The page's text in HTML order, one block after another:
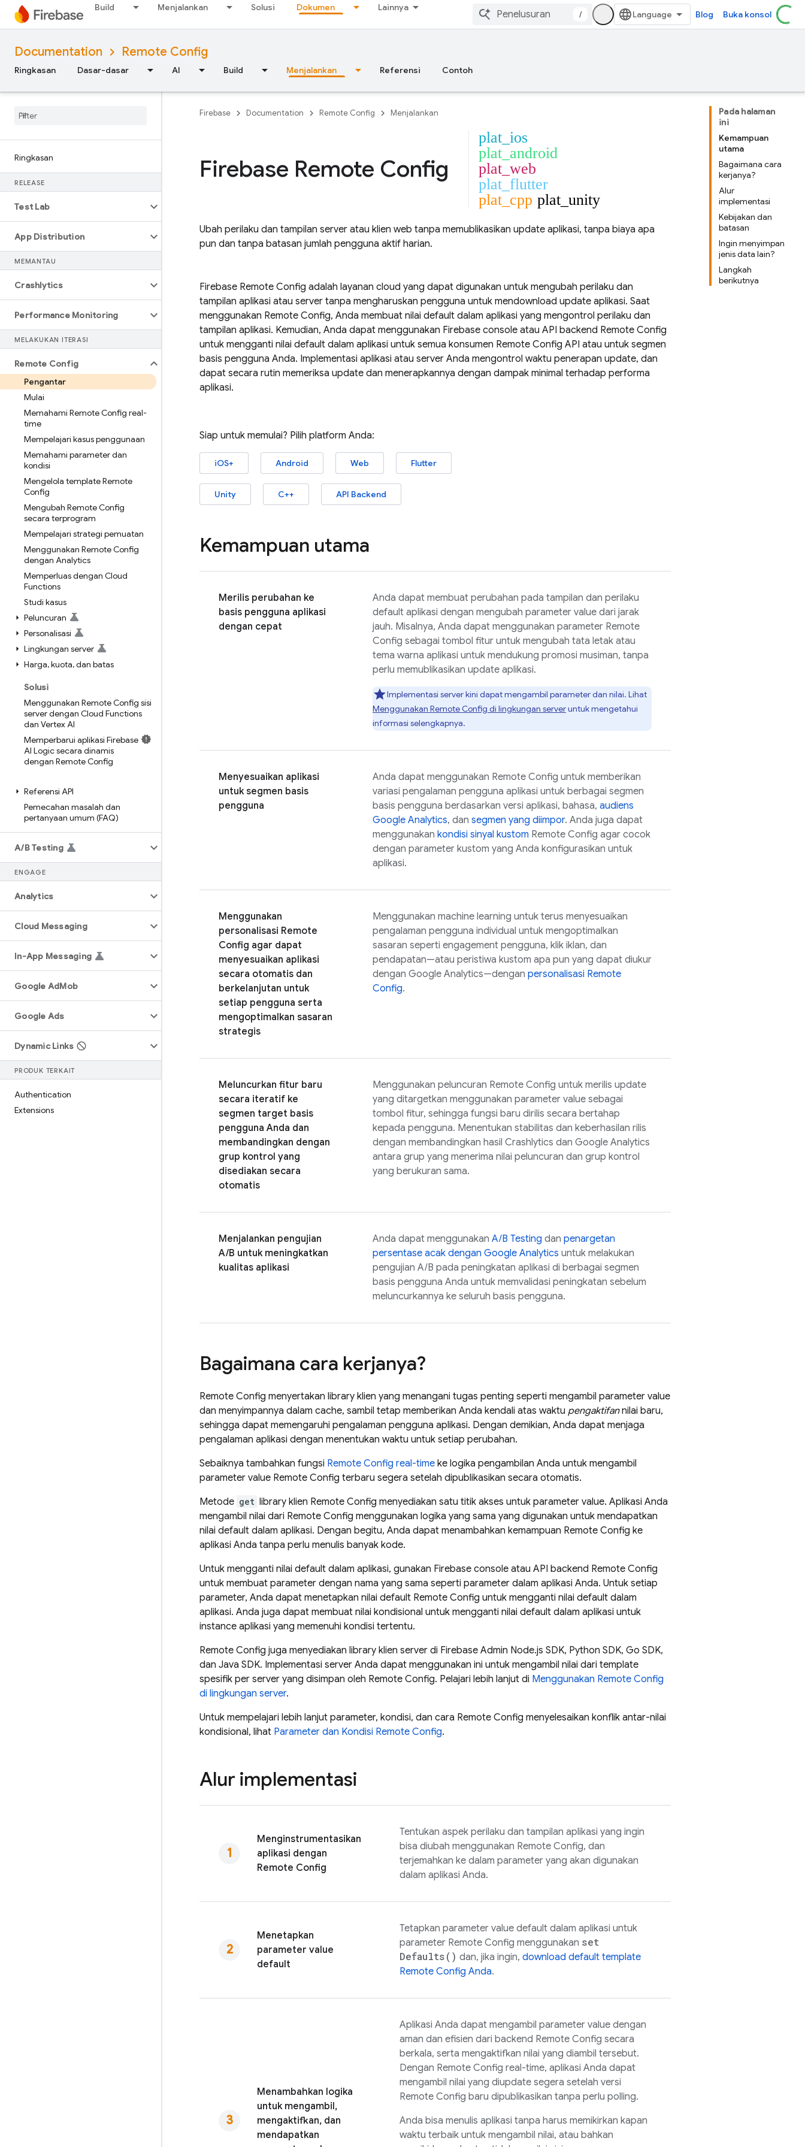
Build Menjalankan Solusi Dokumen Lainnya
/ Blog Buka konsol
Documentation Remote Config
Ringkasan Dasar-dasar AI Build Menjalankan Referensi Contoh
Ringkasan
RELEASE
Test Lab
App Distribution
MEMANTAU
Crashlytics
Performance Monitoring
MELAKUKAN ITERASI
Remote Config
Pengantar
Mulai
Memahami Remote Config real-
time
Mempelajari kasus penggunaan
Memahami parameter dan
kondisi
Mengelola template Remote
Config
Mengubah Remote Config
secara terprogram
Mempelajari strategi pemuatan
Menggunakan Remote Config
dengan Analytics
Memperluas dengan Cloud
Functions
Studi kasus
Peluncuran
Personalisasi
Lingkungan server
Harga,kuota,dan batas
Solusi
Menggunakan Remote Config sisi
server dengan Cloud Functions
dan Vertex AI
Memperbarui aplikasi Firebase
AI Logic secara dinamis
dengan Remote Config
Referensi API
Pemecahan masalah dan
pertanyaan umum (FAQ)
A/B Testing
ENGAGE
Analytics
Cloud Messaging
In-App Messaging
Google AdMob
Google Ads
Dynamic Links
PRODUK TERKAIT
Authentication
Extensions
Pada halaman
ini
Kemampuan
utama
Bagaimana cara
kerjanya?
Alur
implementasi
Kebijakan dan
batasan
Ingin menyimpan
jenis data lain?
Langkah
berikutnya
Firebase Documentation Remote Config Menjalankan
Firebase Remote Config
plat_ios
plat_android
plat_web
plat_flutter
plat_cpp plat_unity
Ubah perilaku dan tampilan server atau klien web tanpa memublikasikan update aplikasi, tanpa biaya apa
pun dan tanpa batasan jumlah pengguna aktif harian.
Firebase Remote Config adalah layanan cloud yang dapat digunakan untuk mengubah perilaku dan
tampilan aplikasi atau server tanpa mengharuskan pengguna untuk mendownload update aplikasi. Saat
menggunakan Remote Config, Anda membuat nilai default dalam aplikasi yang mengontrol perilaku dan
tampilan aplikasi. Kemudian, Anda dapat menggunakan Firebase console atau API backend Remote Config
untuk mengganti nilai default dalam aplikasi untuk semua konsumen Remote Config API atau untuk segmen
basis pengguna Anda. Implementasi aplikasi atau server Anda mengontrol waktu penerapan update, dan
dapat secara rutin memeriksa update dan menerapkannya dengan dampak minimal terhadap performa
aplikasi.
Siap untuk memulai? Pilih platform Anda:
iOS+ Android Web Flutter
Unity C++ API Backend
Kemampuan utama
Merilis perubahan ke
basis pengguna aplikasi
dengan cepat
Anda dapat membuat perubahan pada tampilan dan perilaku
default aplikasi dengan mengubah parameter value dari jarak
jauh. Misalnya, Anda dapat menggunakan parameter Remote
Config sebagai tombol fitur untuk mengubah tata letak atau
tema warna aplikasi untuk mendukung promosi musiman, tanpa
perlu memublikasikan update aplikasi.
Implementasi server kini dapat mengambil parameter dan nilai. Lihat
Menggunakan Remote Config di lingkungan serveruntuk mengetahui
informasi selengkapnya.
Menyesuaikan aplikasi
untuk segmen basis
pengguna
Anda dapat menggunakan Remote Config untuk memberikan
variasi pengalaman pengguna aplikasi untuk berbagai segmen
basis pengguna berdasarkan versi aplikasi, bahasa, audiens
Google Analytics, dan segmen yang diimpor. Anda juga dapat
menggunakan kondisi sinyal kustom Remote Config agar cocok
dengan parameter kustom yang Anda konfigurasikan untuk
aplikasi.
Menggunakan
personalisasi Remote
Config agar dapat
menyesuaikan aplikasi
secara otomatis dan
berkelanjutan untuk
setiap pengguna serta
mengoptimalkan sasaran
strategis
Menggunakan machine learning untuk terus menyesuaikan
pengalaman pengguna individual untuk mengoptimalkan
sasaran seperti engagement pengguna, klik iklan, dan
pendapatan—atau peristiwa kustom apa pun yang dapat diukur
dengan Google Analytics—dengan personalisasi Remote
Config.
Meluncurkan fitur baru
secara iteratif ke
segmen target basis
pengguna Anda dan
membandingkan dengan
grup kontrol yang
disediakan secara
otomatis
Menggunakan peluncuran Remote Config untuk merilis update
yang ditargetkan menggunakan parameter value sebagai
tombol fitur, sehingga fungsi baru dirilis secara bertahap
kepada pengguna. Menentukan stabilitas dan keberhasilan rilis
dengan membandingkan hasil Crashlytics dan Google Analytics
antara grup yang menerima nilai peluncuran dan grup kontrol
yang berukuran sama.
Menjalankan pengujian
A/B untuk meningkatkan
kualitas aplikasi
Anda dapat menggunakan A/B Testing dan penargetan
persentase acak dengan Google Analytics untuk melakukan
pengujian A/B pada peningkatan aplikasi di berbagai segmen
basis pengguna Anda untuk memvalidasi peningkatan sebelum
meluncurkannya ke seluruh basis pengguna.
Bagaimana cara kerjanya?
Remote Config menyertakan library klien yang menangani tugas penting seperti mengambil parameter value
dan menyimpannya dalam cache, sambil tetap memberikan Anda kendali atas waktu pengaktifannilai baru,
sehingga dapat memengaruhi pengalaman pengguna aplikasi. Dengan demikian, Anda dapat menjaga
pengalaman aplikasi dengan menentukan waktu untuk setiap perubahan.
Sebaiknya tambahkan fungsi Remote Config real-time ke logika pengambilan Anda untuk mengambil
parameter value Remote Config terbaru segera setelah dipublikasikan secara otomatis.
Metode get library klien Remote Config menyediakan satu titik akses untuk parameter value. Aplikasi Anda
mengambil nilai dari Remote Config menggunakan logika yang sama yang digunakan untuk mendapatkan
nilai default dalam aplikasi. Dengan begitu, Anda dapat menambahkan kemampuan Remote Config ke
aplikasi Anda tanpa perlu menulis banyak kode.
Untuk mengganti nilai default dalam aplikasi, gunakan Firebase console atau API backend Remote Config
untuk membuat parameter dengan nama yang sama seperti parameter dalam aplikasi Anda. Untuk setiap
parameter, Anda dapat menetapkan nilai default Remote Config untuk mengganti nilai default dalam
aplikasi. Anda juga dapat membuat nilai kondisional untuk mengganti nilai default dalam aplikasi untuk
instance aplikasi yang memenuhi kondisi tertentu.
Remote Config juga menyediakan library klien server di Firebase Admin Node.js SDK, Python SDK, Go SDK,
dan Java SDK. Implementasi server Anda dapat menggunakan ini untuk mengambil nilai dari template
spesifik per server yang disimpan oleh Remote Config. Pelajari lebih lanjut di Menggunakan Remote Config
di lingkungan server.
Untuk mempelajari lebih lanjut parameter, kondisi, dan cara Remote Config menyelesaikan konflik antar-nilai
kondisional, lihat Parameter dan Kondisi Remote Config.
Alur implementasi
Menginstrumentasikan
aplikasi dengan
Remote Config
Tentukan aspek perilaku dan tampilan aplikasi yang ingin
bisa diubah menggunakan Remote Config, dan
terjemahkan ke dalam parameter yang akan digunakan
dalam aplikasi Anda.
Menetapkan
parameter value
default
Tetapkan parameter value default dalam aplikasi untuk
parameter Remote Config menggunakan set
Defaults() dan, jika ingin, download default template
Remote Config Anda.
Menambahkan logika
untuk mengambil,
mengaktifkan, dan
mendapatkan
Aplikasi Anda dapat mengambil parameter value dengan
aman dan efisien dari backend Remote Config secara
berkala, serta mengaktifkan nilai yang diambil tersebut.
Dengan Remote Config real-time, aplikasi Anda dapat
mengambil nilai yang diupdate segera setelah versi
Remote Config baru dipublikasikan tanpa perlu polling.
Anda bisa menulis aplikasi tanpa harus memikirkan kapan
waktu terbaik untuk mengambil nilai, atau bahkan